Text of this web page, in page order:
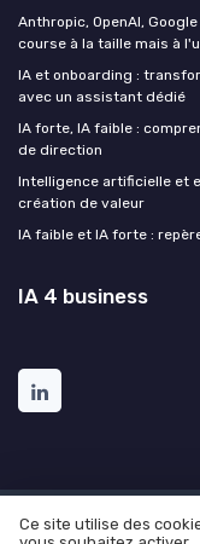
Anthropic, OpenAI,
course à la taille mais à
IA et onboarding :
avec un assistant dédié
IA forte, IA faible :
de direction
Intelligence artificielle et
création de valeur
IA faible et IA forte :
IA 4 business
Mentions légales
Ce site utilise des